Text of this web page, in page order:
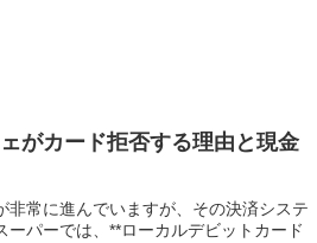
がカード拒否する理由と現金
非常に進んでいますが、その決済システ
パーでは、**ローカルデビットカード